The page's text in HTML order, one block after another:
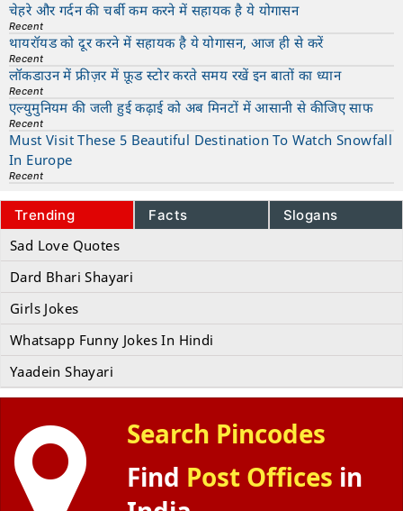
चेहरे और गर्दन की चर्बी कम करने में सहायक है ये योगासन
Recent
थायरॉयड को दूर करने में सहायक है ये योगासन, आज ही से करें
Recent
लॉकडाउन में फ्रीज़र में फ़ूड स्टोर करते समय रखें इन बातों का ध्यान
Recent
एल्युमुनियम की जली हुई कढ़ाई को अब मिनटों में आसानी से कीजिए साफ
Recent
Must Visit These 5 Beautiful Destination To Watch Snowfall
In Europe
Recent
Trending Facts Slogans
Sad Love Quotes
Dard Bhari Shayari
Girls Jokes
Whatsapp Funny Jokes In Hindi
Yaadein Shayari
Search Pincodes
Find Post Offices in